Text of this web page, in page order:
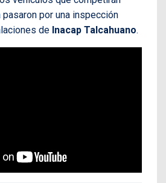
por una inspección
de Inacap Talcahuano.